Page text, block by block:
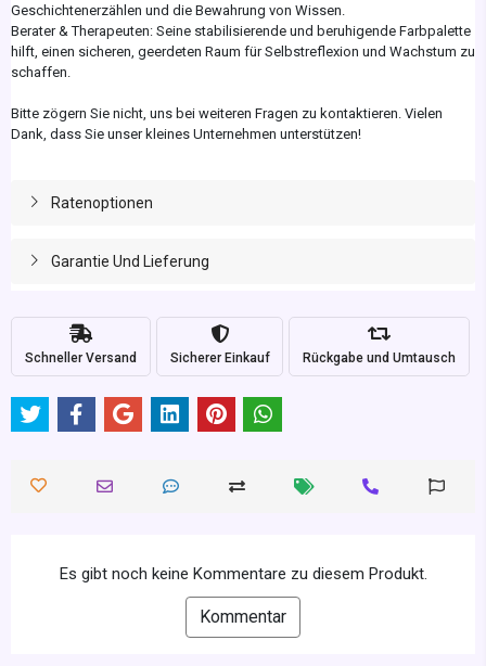
Geschichtenerzählen und die Bewahrung von Wissen.
Berater & Therapeuten: Seine stabilisierende und beruhigende Farbpalette
hilft, einen sicheren, geerdeten Raum für Selbstreflexion und Wachstum zu
schaffen.
Bitte zögern Sie nicht, uns bei weiteren Fragen zu kontaktieren. Vielen
Dank, dass Sie unser kleines Unternehmen unterstützen!
Ratenoptionen
Garantie Und Lieferung
Schneller Versand Sicherer Einkauf Rückgabe und Umtausch
Es gibt noch keine Kommentare zu diesem Produkt.
Kommentar